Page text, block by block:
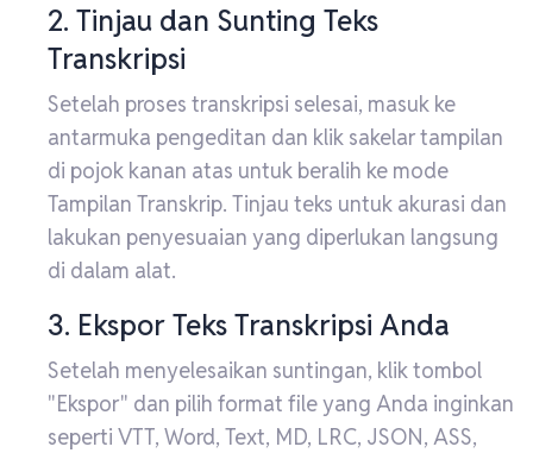
2. Tinjau dan Sunting Teks
Transkripsi
Setelah proses transkripsi selesai, masuk ke
antarmuka pengeditan dan klik sakelar tampilan
di pojok kanan atas untuk beralih ke mode
Tampilan Transkrip. Tinjau teks untuk akurasi dan
lakukan penyesuaian yang diperlukan langsung
di dalam alat.
3. Ekspor Teks Transkripsi Anda
Setelah menyelesaikan suntingan, klik tombol
"Ekspor" dan pilih format file yang Anda inginkan
seperti VTT, Word, Text, MD, LRC, JSON, ASS,